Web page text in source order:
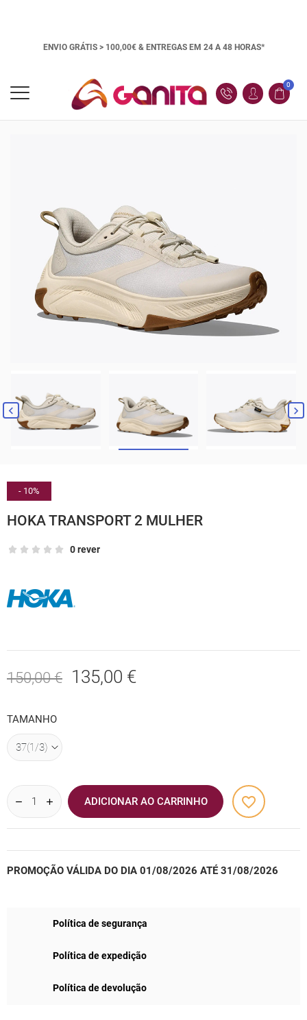
ENVIO GRÁTIS > 100,00€ & ENTREGAS EM 24 A 48 HORAS*
0
 
- 10%
HOKA TRANSPORT 2 MULHER
0 rever
150,00 € 135,00 €
TAMANHO
ADICIONAR AO CARRINHO favorite_border
PROMOÇÃO VÁLIDA DO DIA 01/08/2026 ATÉ 31/08/2026
Política de segurança
Política de expedição
Política de devolução